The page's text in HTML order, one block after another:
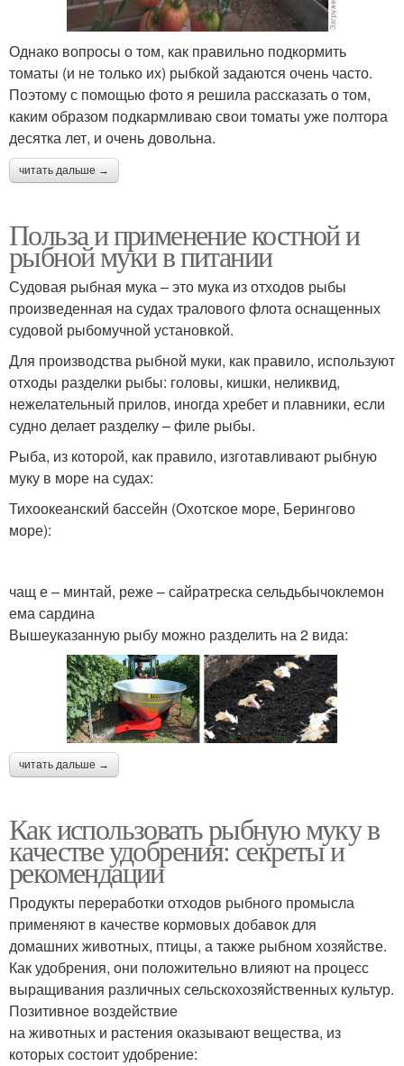
Однако вопросы о том, как правильно подкормить
томаты (и не только их) рыбкой задаются очень часто.
Поэтому с помощью фото я решила рассказать о том,
каким образом подкармливаю свои томаты уже полтора
десятка лет, и очень довольна.
читать дальше →
Польза и применение костной и
рыбной муки в питании
Судовая рыбная мука – это мука из отходов рыбы
произведенная на судах тралового флота оснащенных
судовой рыбомучной установкой.
Для производства рыбной муки, как правило, используют
отходы разделки рыбы: головы, кишки, неликвид,
нежелательный прилов, иногда хребет и плавники, если
судно делает разделку – филе рыбы.
Рыба, из которой, как правило, изготавливают рыбную
муку в море на судах:
Тихоокеанский бассейн (Охотское море, Берингово
море):
чащ е – минтай, реже – сайратреска сельдьбычоклемон
ема сардина
Вышеуказанную рыбу можно разделить на 2 вида:
читать дальше →
Как использовать рыбную муку в
качестве удобрения: секреты и
рекомендации
Продукты переработки отходов рыбного промысла
применяют в качестве кормовых добавок для
домашних животных, птицы, а также рыбном хозяйстве.
Как удобрения, они положительно влияют на процесс
выращивания различных сельскохозяйственных культур.
Позитивное воздействие
на животных и растения оказывают вещества, из
которых состоит удобрение: